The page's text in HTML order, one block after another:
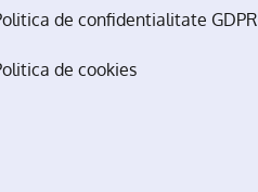
de confidentialitate GDPR
de cookies